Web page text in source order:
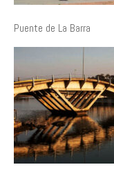
Puente de La Barra